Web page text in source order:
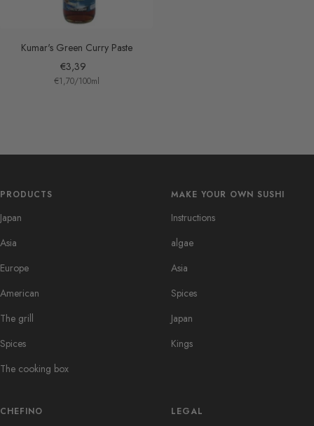
Kumar's Green Curry Paste
Sale
price
€3,39
€1,70/100ml
PRODUCTS
Japan
Asia
Europe
American
The grill
Spices
The cooking box
MAKE YOUR OWN SUSHI
Instructions
algae
Asia
Spices
Japan
Kings
CHEFINO LEGAL